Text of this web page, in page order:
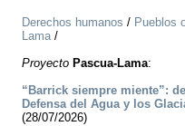
Derechos humanos / Pueblos
Lama/
Proyecto Pascua-Lama:
“Barrick siempre miente”:
Defensa del Agua y los
(28/07/2026)